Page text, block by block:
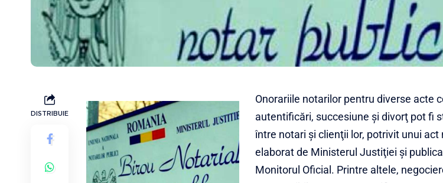
DISTRIBUIE
Onorariile notarilor pentru diverse acte
autentificări, succesiune şi divorţ pot fi
între notari şi clienţii lor, potrivit unui act
elaborat de Ministerul Justiţiei și
Monitorul Oficial. Printre altele,